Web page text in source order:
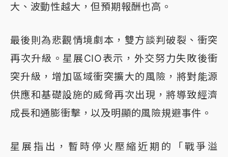
大、波動性越大，但預期報酬也高。
最後則為悲觀情境劇本，雙方談判破裂、衝突
再次升級。星展CIO表示，外交努力失敗後衝
突升級，增加區域衝突擴大的風險，將對能源
供應和基礎設施的威脅再次出現，將導致經濟
成長和通膨衝擊，以及明顯的風險規避事件。
星展指出，暫時停火壓縮近期的「戰爭溢